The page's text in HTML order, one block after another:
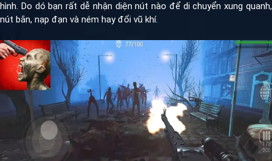
hình. Do dó bạn rất dễ nhận diện nút nào để di chuyển xung quanh,
nút bắn, nạp đạn và ném hay đổi vũ khí.